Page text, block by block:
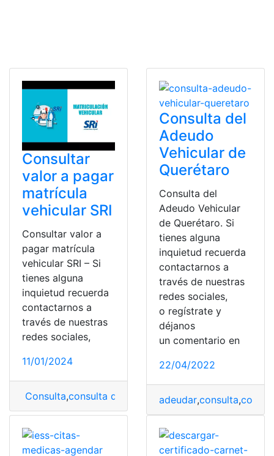
Consultar
valor a pagar
matrícula
vehicular SRI
Consultar valor a
pagar matrícula
vehicular SRI – Si
tienes alguna
inquietud recuerda
contactarnos a
través de nuestras
redes sociales,
11/01/2024
Consulta,consulta de valor Matrícula,matrícula
Consulta del
Adeudo
Vehicular de
Querétaro
Consulta del
Adeudo Vehicular
de Querétaro. Si
tienes alguna
inquietud recuerda
contactarnos a
través de nuestras
redes sociales,
o regístrate y
déjanos
un comentario en
22/04/2022
adeudar,consulta,